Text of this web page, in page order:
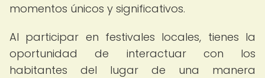
momentos únicos y significativos.
Al participar en festivales locales, tienes la
oportunidad de interactuar con los
habitantes del lugar de una manera